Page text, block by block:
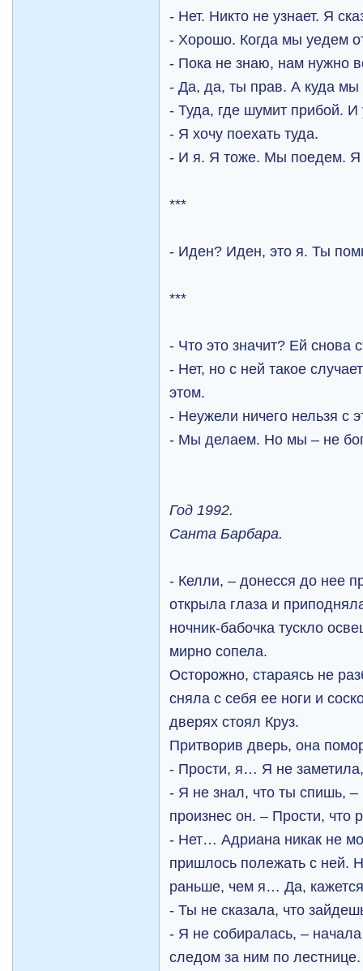
- Нет. Никто не узнает. Я
- Хорошо. Когда мы уедем
- Пока не знаю, нам нужно
- Да, да, ты прав. А куда
- Туда, где шумит прибой.
- Я хочу поехать туда.
- И я. Я тоже. Мы поедем.
***
- Иден? Иден, это я. Ты
***
- Что это значит? Ей снова
- Нет, но с ней такое
этом.
- Неужели ничего нельзя с
- Мы делаем. Но мы – не
Год 1992.
Санта Барбара.
- Келли, – донесся до нее
открыла глаза и
ночник-бабочка тускло
мирно сопела.
Осторожно, стараясь не
сняла с себя ее ноги и
дверях стоял Круз.
Притворив дверь, она
- Прости, я… Я не заметила,
- Я не знал, что ты спишь,
произнес он. – Прости, что
- Нет… Адриана никак не
пришлось полежать с ней.
раньше, чем я… Да,
- Ты не сказала, что
- Я не собиралась, –
следом за ним по